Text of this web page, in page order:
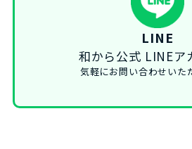
LINE
和から公式 LINEア
気軽にお問い合わせいた